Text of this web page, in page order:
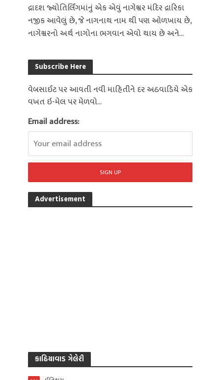
દ્રાદશ જ્યોતિર્લિંગમાંનું એક એવું નાગેશ્વર મંદિર દ્રારિકા
નજીક આવેલું છે, જે નાગનાથ નામ થી પણ ઓળખાય છે,
નાગેશ્વરનો અર્થ નાગોના ભગવાન એવો થાય છે અને...
Subscribe Here
વેબસાઈટ પર આવતી નવી માહિતીને દર અઠવાડિયે એક
વખત ઇ-મેલ પર મેળવો...
Email address:
Advertisement
કાઠિયાવાડ ગેલેરી